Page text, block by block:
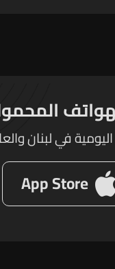
في لبنان
App Store